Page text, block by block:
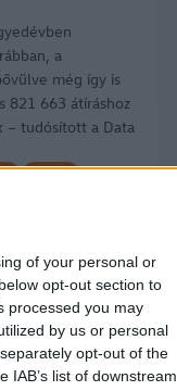
of your personal or
opt-out section to
processed you may
by us or personal
opt-out of the
IAB’s list of downstream
a
még így is
821 663 átíráshoz
– tudósított a Data
Skoda
T-